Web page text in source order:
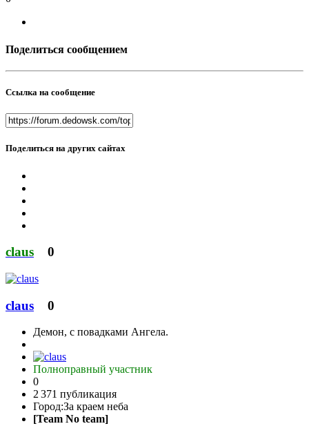
Поделиться сообщением
Ссылка на сообщение
Поделиться на других сайтах
claus 0
claus 0
Демон, с повадками Ангела.
Полноправный участник
0
2 371 публикация
Город:За краем неба
[Team No team]